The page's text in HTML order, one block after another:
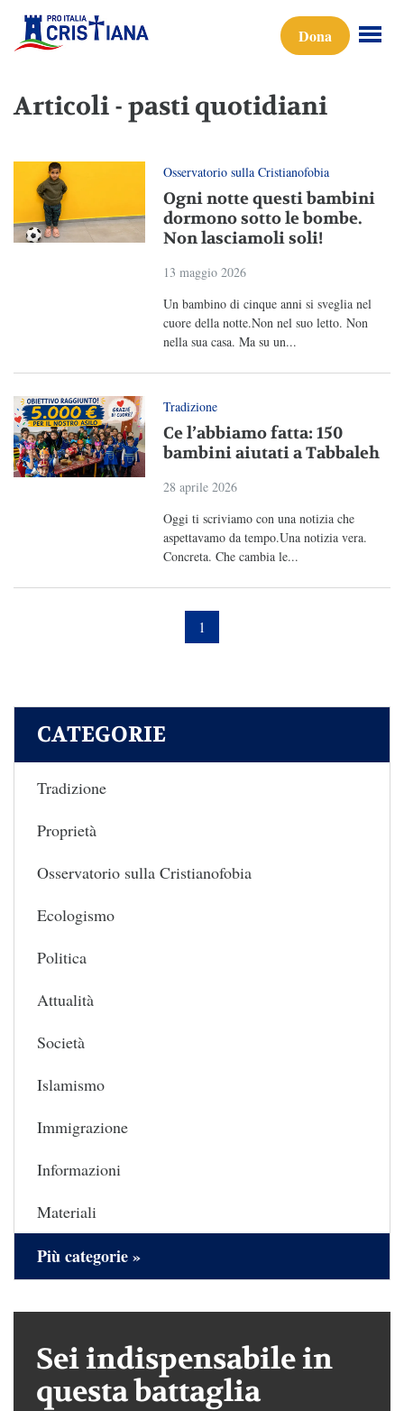
Dona
Articoli - pasti quotidiani
Osservatorio sulla Cristianofobia
Ogni notte questi bambini
dormono sotto le bombe.
Non lasciamoli soli!
13 maggio 2026
Un bambino di cinque anni si sveglia nel
cuore della notte.Non nel suo letto. Non
nella sua casa. Ma su un...
Tradizione
Ce l’abbiamo fatta: 150
bambini aiutati a Tabbaleh
28 aprile 2026
Oggi ti scriviamo con una notizia che
aspettavamo da tempo.Una notizia vera.
Concreta. Che cambia le...
1
CATEGORIE
Tradizione
Proprietà
Osservatorio sulla Cristianofobia
Ecologismo
Politica
Attualità
Società
Islamismo
Immigrazione
Informazioni
Materiali
Più categorie »
Sei indispensabile in
questa battaglia